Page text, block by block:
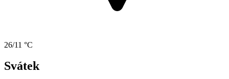
26/11 °C
Svátek